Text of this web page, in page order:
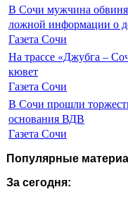
В Сочи мужчина
ложной информации о
Газета Сочи
На трассе «Джубга –
кювет
Газета Сочи
В Сочи прошли
основания ВДВ
Газета Сочи
Популярные
За сегодня: